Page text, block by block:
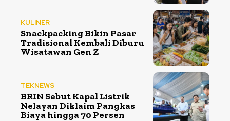
KULINER
Snackpacking Bikin Pasar
Tradisional Kembali Diburu
Wisatawan Gen Z
TEKNEWS
BRIN Sebut Kapal Listrik
Nelayan Diklaim Pangkas
Biaya hingga 70 Persen